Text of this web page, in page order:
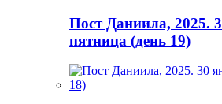
Пост Даниила, 2025.
пятница (день 19)